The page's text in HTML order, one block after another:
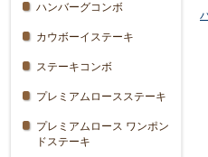
ハンバーグコンボ
カウボーイステーキ
ステーキコンボ
プレミアムロースステーキ
プレミアムロース ワンポン
ドステーキ